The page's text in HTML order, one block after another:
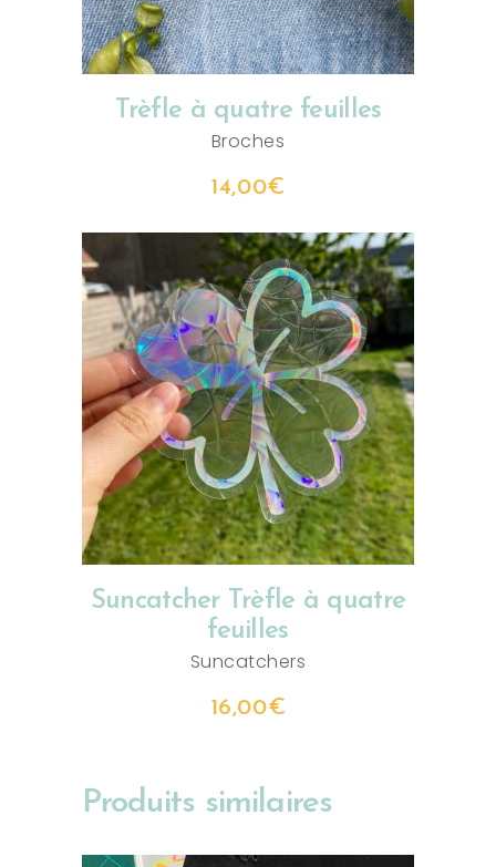
Trèfle à quatre feuilles
Broches
14,00€
AJOUTER AU PANIER
Suncatcher Trèfle à quatre
feuilles
Suncatchers
16,00€
Produits similaires